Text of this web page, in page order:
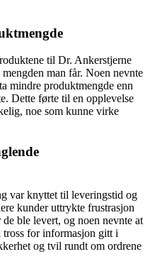
til Dr. Ankerstjerne
man får. Noen nevnte
mindre produktmengde enn
Dette førte til en opplevelse
noe som kunne virke
var knyttet til leveringstid og
kunder uttrykte frustrasjon
ble levert, og noen nevnte at
for informasjon gitt i
og tvil rundt om ordrene